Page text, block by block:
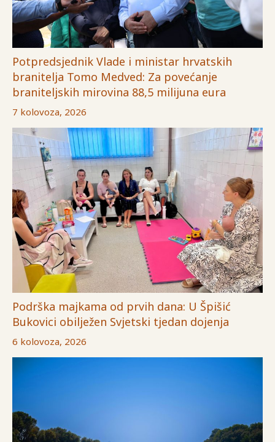
Potpredsjednik Vlade i ministar hrvatskih
branitelja Tomo Medved: Za povećanje
braniteljskih mirovina 88,5 milijuna eura
7 kolovoza, 2026
Podrška majkama od prvih dana: U Špišić
Bukovici obilježen Svjetski tjedan dojenja
6 kolovoza, 2026